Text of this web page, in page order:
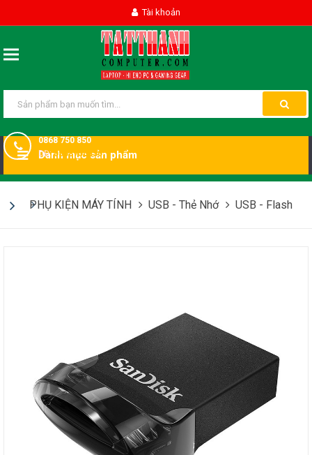
Tài khoản
0868 750 850
DĐ:0868750850
Danh mục sản phẩm
PHỤ KIỆN MÁY TÍNH USB - Thẻ Nhớ USB - Flash